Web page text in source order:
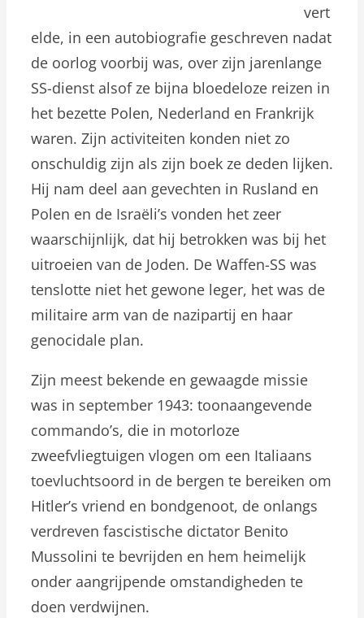
vert
elde, in een autobiografie geschreven nadat
de oorlog voorbij was, over zijn jarenlange
SS-dienst alsof ze bijna bloedeloze reizen in
het bezette Polen, Nederland en Frankrijk
waren. Zijn activiteiten konden niet zo
onschuldig zijn als zijn boek ze deden lijken.
Hij nam deel aan gevechten in Rusland en
Polen en de Israëli’s vonden het zeer
waarschijnlijk, dat hij betrokken was bij het
uitroeien van de Joden. De Waffen-SS was
tenslotte niet het gewone leger, het was de
militaire arm van de nazipartij en haar
genocidale plan.
Zijn meest bekende en gewaagde missie
was in september 1943: toonaangevende
commando’s, die in motorloze
zweefvliegtuigen vlogen om een Italiaans
toevluchtsoord in de bergen te bereiken om
Hitler’s vriend en bondgenoot, de onlangs
verdreven fascistische dictator Benito
Mussolini te bevrijden en hem heimelijk
onder aangrijpende omstandigheden te
doen verdwijnen.